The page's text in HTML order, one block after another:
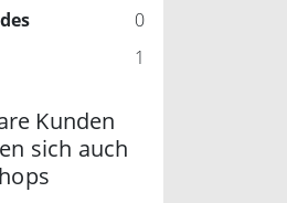
0
1
Kunden
sich auch